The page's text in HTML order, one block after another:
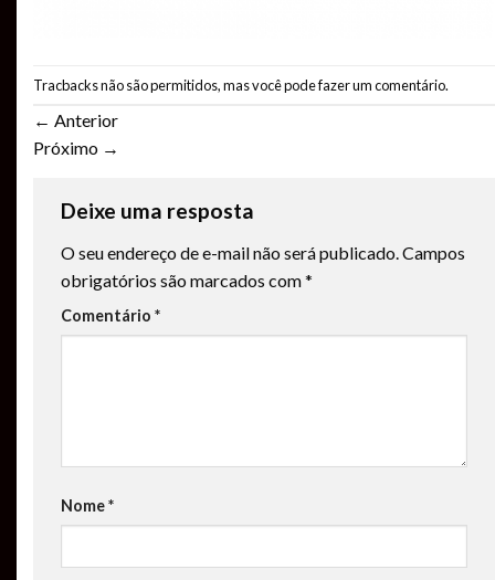
Tracbacks não são permitidos, mas você podefazer um comentário.
← Anterior
Próximo →
Deixe uma resposta
O seu endereço de e-mail não será publicado.Campos
obrigatórios são marcados com*
Comentário *
Nome*